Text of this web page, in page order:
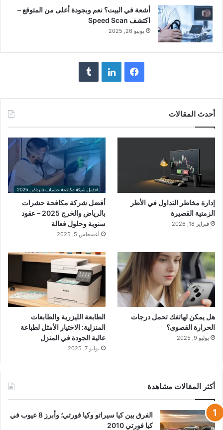
أشعة في البيت؟ نعم وبجودة أعلى من المتوقع –
اكتشف Speed Scan
يونيو 26, 2025
فيسبوكلينكدإن
‏Tumblr
أحدث المقالات
إدارة مخاطر التداول في الأطر
الزمنية القصيرة
فبراير 18, 2026
أفضل شركة مكافحة حشرات
بالرياض والخرج 2025 – عقود
سنوية وحلول فعالة
أغسطس 5, 2025
هل يمكن لهاتفك تحمل درجات
الحرارة القصوى؟
يوليو 9, 2025
الطابعة الليزرية والطابعات
المنزلية: الاختيار الأمثل لطباعة
عالية الجودة في المنزل
يوليو 7, 2025
أكثر المقالات مشاهدة
الفرق بين كيا سيراتو وكيا فورتي؛ وأبرز 8 عيوب في
كيا فورتي 2010